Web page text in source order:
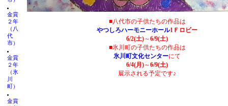
金賞
２年
（八
代
市）
金賞
２年
（氷
川
町）
金賞
■八代市の子供たちの作品は
やつしろハーモニーホール1Ｆロビー
6/2(土)～6/9(土)
■氷川町の子供たちの作品は
氷川町文化センターにて
6/4(月)～6/9(土)
展示される予定です♪